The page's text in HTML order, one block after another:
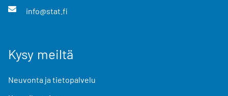
info@stat.fi
Kysy meiltä
Neuvonta ja tietopalvelu